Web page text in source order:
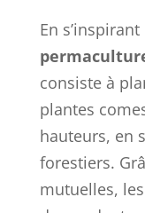
En s’inspirant
consiste à
plantes
hauteurs, en
forestiers.
mutuelles,